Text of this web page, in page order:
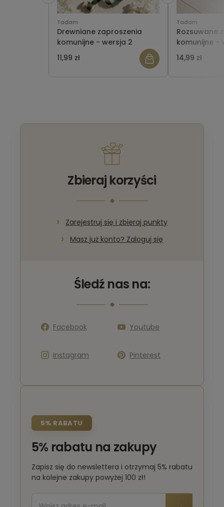
Tadam
Drewniane zaproszenia
komunijne - wersja 2
11,99 zł
Tadam
Rozsuwane
komunijne -
14,99 zł
Zbieraj korzyści
Zarejestruj się i zbieraj punkty
Masz już konto? Zaloguj się
Śledź nas na:
Facebook Youtube
Instagram Pinterest
5% RABATU
5% rabatu na zakupy
Zapisz się do newslettera i otrzymaj 5% rabatu
na kolejne zakupy powyżej 100 zł!